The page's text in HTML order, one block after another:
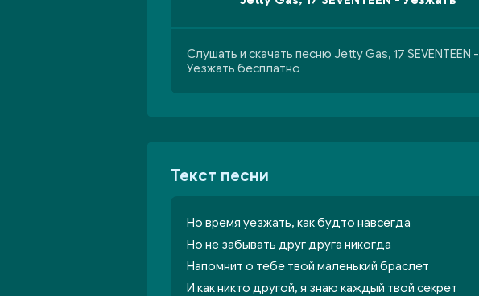
Слушать и скачать песню Jetty Gas, 17 SEVENTEEN -
Уезжать бесплатно
Текст песни
Но время уезжать, как будто навсегда
Но не забывать друг друга никогда
Напомнит о тебе твой маленький браслет
И как никто другой, я знаю каждый твой секрет